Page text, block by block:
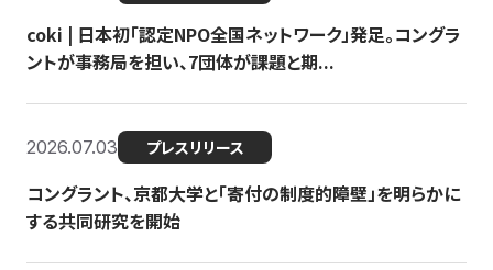
coki | 日本初「認定NPO全国ネットワーク」発足。コングラ
ントが事務局を担い、7団体が課題と期...
2026.07.03 プレスリリース
コングラント、京都大学と「寄付の制度的障壁」を明らかに
する共同研究を開始